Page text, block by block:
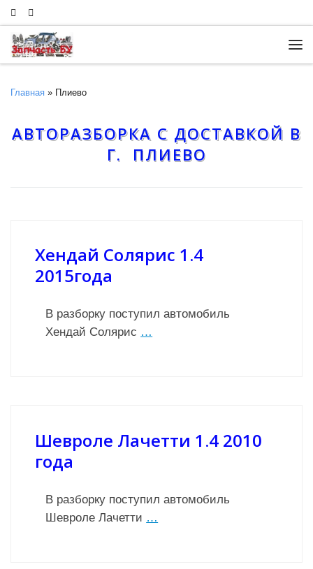
Skip to content
Главная » Плиево
АВТОРАЗБОРКА С ДОСТАВКОЙ В
Г. ПЛИЕВО
Хендай Солярис 1.4
2015года
В разборку поступил автомобиль
Хендай Солярис …
Шевроле Лачетти 1.4 2010
года
В разборку поступил автомобиль
Шевроле Лачетти …